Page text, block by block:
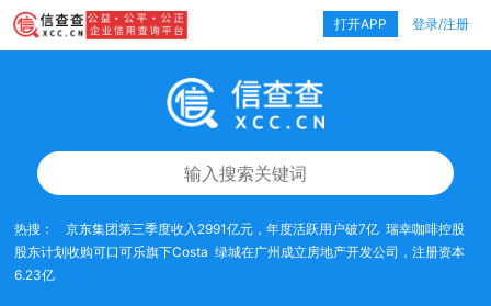
打开APP 登录/注册
热搜： 京东集团第三季度收入2991亿元，年度活跃用户破7亿 瑞幸咖啡控股
股东计划收购可口可乐旗下Costa 绿城在广州成立房地产开发公司，注册资本
6.23亿